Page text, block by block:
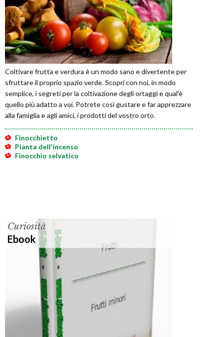
Coltivare frutta e verdura è un modo sano e divertente per
sfruttare il proprio spazio verde. Scopri con noi, in modo
semplice, i segreti per la coltivazione degli ortaggi e qual'è
quello più adatto a voi. Potrete così gustare e far apprezzare
alla famiglia e agli amici, i prodotti del vostro orto.
Finocchietto
Pianta dell'incenso
Finocchio selvatico
Curiosità
Ebook